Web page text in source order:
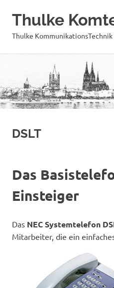
springen
Thulke
Thulke KommunikationsTechnik
DSLT
Das
Einsteiger
Das NEC Systemtelefon
Mitarbeiter, die ein